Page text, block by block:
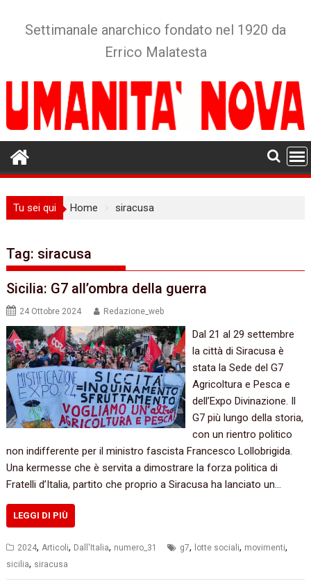
Settimanale anarchico fondato nel 1920 da
Errico Malatesta
Tu sei qui Home siracusa
Tag: siracusa
Sicilia: G7 all’ombra della guerra
24 Ottobre 2024 Redazione_web
Dal 21 al 29 settembre
la città di Siracusa è
stata la Sede del G7
Agricoltura e Pesca e
dell’Expo Divinazione. Il
G7 più lungo della storia,
con un rientro politico
non indifferente per il ministro fascista Francesco Lollobrigida.
Una kermesse che è servita a dimostrare la forza politica di
Fratelli d’Italia, partito che proprio a Siracusa ha lanciato un…
LEGGI DI PIÙ
2024,Articoli, Dall'Italia, numero_31 g7, lotte sociali, movimenti,
sicilia, siracusa